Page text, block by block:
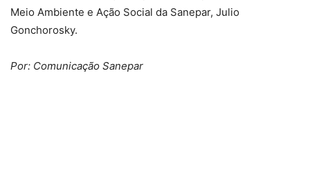
Meio Ambiente e Ação Social da Sanepar, Julio
Gonchorosky.
Por: Comunicação Sanepar